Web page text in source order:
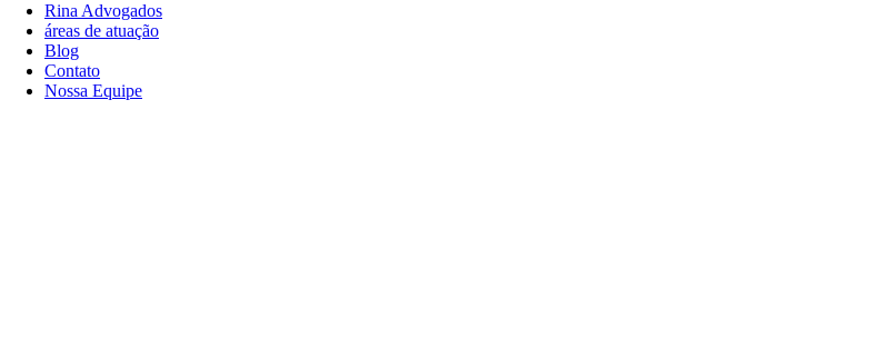
Rina Advogados
áreas de atuação
Blog
Contato
Nossa Equipe